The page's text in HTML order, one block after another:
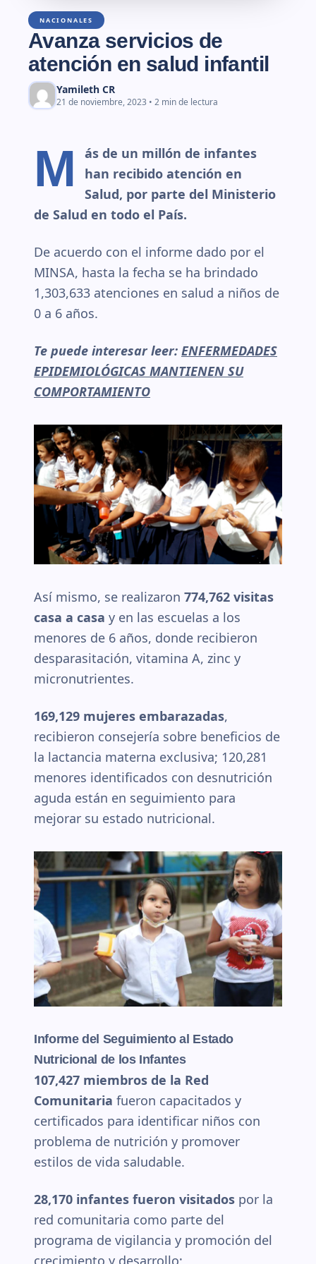
NACIONALES
Avanza servicios de
atención en salud infantil
Yamileth CR
21 de noviembre, 2023 • 2 min de lectura
M
ás de un millón de infantes
han recibido atención en
Salud, por parte del Ministerio
de Salud en todo el País.
De acuerdo con el informe dado por el
MINSA, hasta la fecha se ha brindado
1,303,633 atenciones en salud a niños de
0 a 6 años.
Te puede interesar leer: ENFERMEDADES
EPIDEMIOLÓGICAS MANTIENEN SU
COMPORTAMIENTO
Así mismo, se realizaron 774,762 visitas
casa a casa y en las escuelas a los
menores de 6 años, donde recibieron
desparasitación, vitamina A, zinc y
micronutrientes.
169,129 mujeres embarazadas,
recibieron consejería sobre beneficios de
la lactancia materna exclusiva; 120,281
menores identificados con desnutrición
aguda están en seguimiento para
mejorar su estado nutricional.
Informe del Seguimiento al Estado
Nutricional de los Infantes
107,427 miembros de la Red
Comunitaria fueron capacitados y
certificados para identificar niños con
problema de nutrición y promover
estilos de vida saludable.
28,170 infantes fueron visitados por la
red comunitaria como parte del
programa de vigilancia y promoción del
crecimiento y desarrollo;